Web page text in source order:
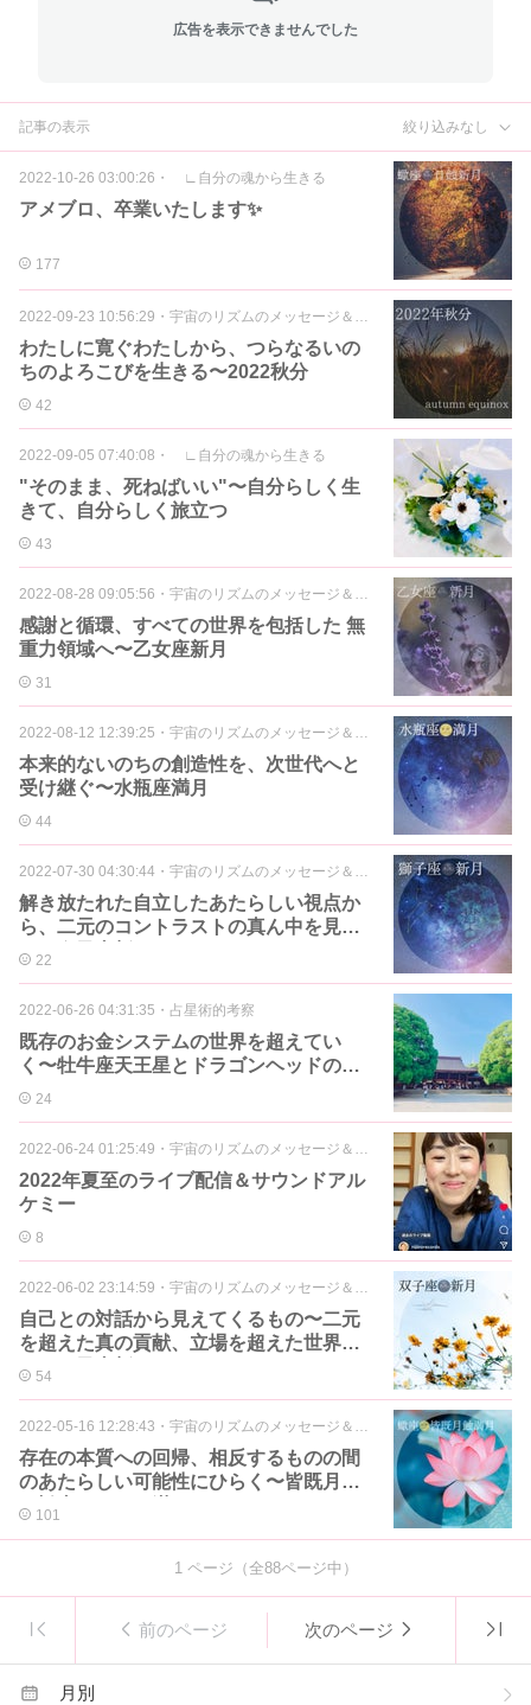
広告を表示できませんでした
記事の表示 絞り込みなし
2022-10-26 03:00:26 ・ ∟自分の魂から生きる
アメブロ、卒業いたします✨
177
2022-09-23 10:56:29 ・ 宇宙のリズムのメッセージ＆アロマ
わたしに寛ぐわたしから、つらなるいの
ちのよろこびを生きる〜2022秋分
42
2022-09-05 07:40:08 ・ ∟自分の魂から生きる
"そのまま、死ねばいい"〜自分らしく生
きて、自分らしく旅立つ
43
2022-08-28 09:05:56 ・ 宇宙のリズムのメッセージ＆アロマ
感謝と循環、すべての世界を包括した 無
重力領域へ〜乙女座新月
31
2022-08-12 12:39:25 ・ 宇宙のリズムのメッセージ＆アロマ
本来的ないのちの創造性を、次世代へと
受け継ぐ〜水瓶座満月
44
2022-07-30 04:30:44 ・ 宇宙のリズムのメッセージ＆アロマ
解き放たれた自立したあたらしい視点か
ら、二元のコントラストの真ん中を見出
す〜獅子座新月
22
2022-06-26 04:31:35 ・ 占星術的考察
既存のお金システムの世界を超えてい
く〜牡牛座天王星とドラゴンヘッドのコ
ンジャンクションへ
24
2022-06-24 01:25:49 ・ 宇宙のリズムのメッセージ＆アロマ
2022年夏至のライブ配信＆サウンドアル
ケミー
8
2022-06-02 23:14:59 ・ 宇宙のリズムのメッセージ＆アロマ
自己との対話から見えてくるもの〜二元
を超えた真の貢献、立場を超えた世界
へ〜双子座新月
54
2022-05-16 12:28:43 ・ 宇宙のリズムのメッセージ＆アロマ
存在の本質への回帰、相反するものの間
のあたらしい可能性にひらく〜皆既月食
の蠍座ウエサク満月
101
1ページ（全88ページ中）
前のページ 次のページ
月別